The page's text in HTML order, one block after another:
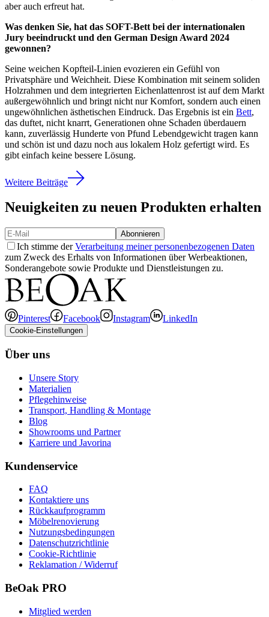
aber auch erfreut hat.
Was denken Sie, hat das SOFT-Bett bei der internationalen
Jury beeindruckt und den German Design Award 2024
gewonnen?
Seine weichen Kopfteil-Linien evozieren ein Gefühl von
Privatsphäre und Weichheit. Diese Kombination mit seinem soliden
Holzrahmen und dem integrierten Eichenlattenrost ist auf dem Markt
außergewöhnlich und bringt nicht nur Komfort, sondern auch einen
ungewöhnlichen ästhetischen Eindruck. Das Ergebnis ist ein Bett,
das duftet, nicht knarrt, Generationen ohne Schaden überdauern
kann, zuverlässig Hunderte von Pfund Lebendgewicht tragen kann
und schön ist und dazu noch aus lokalem Holz gefertigt wird. Es
gibt einfach keine bessere Lösung.
Weitere Beiträge
Neuigkeiten zu neuen Produkten erhalten
Abonnieren
Ich stimme derVerarbeitung meiner personenbezogenen Daten
zum Zweck des Erhalts von Informationen über Werbeaktionen,
Sonderangebote sowie Produkte und Dienstleistungen zu.
Pinterest Facebook Instagram LinkedIn
Cookie-Einstellungen
Über uns
Unsere Story
Materialien
Pflegehinweise
Transport, Handling & Montage
Blog
Showrooms und Partner
Karriere und Javorina
Kundenservice
FAQ
Kontaktiere uns
Rückkaufprogramm
Möbelrenovierung
Nutzungsbedingungen
Datenschutzrichtlinie
Cookie-Richtlinie
Reklamation / Widerruf
BeOak PRO
Mitglied werden